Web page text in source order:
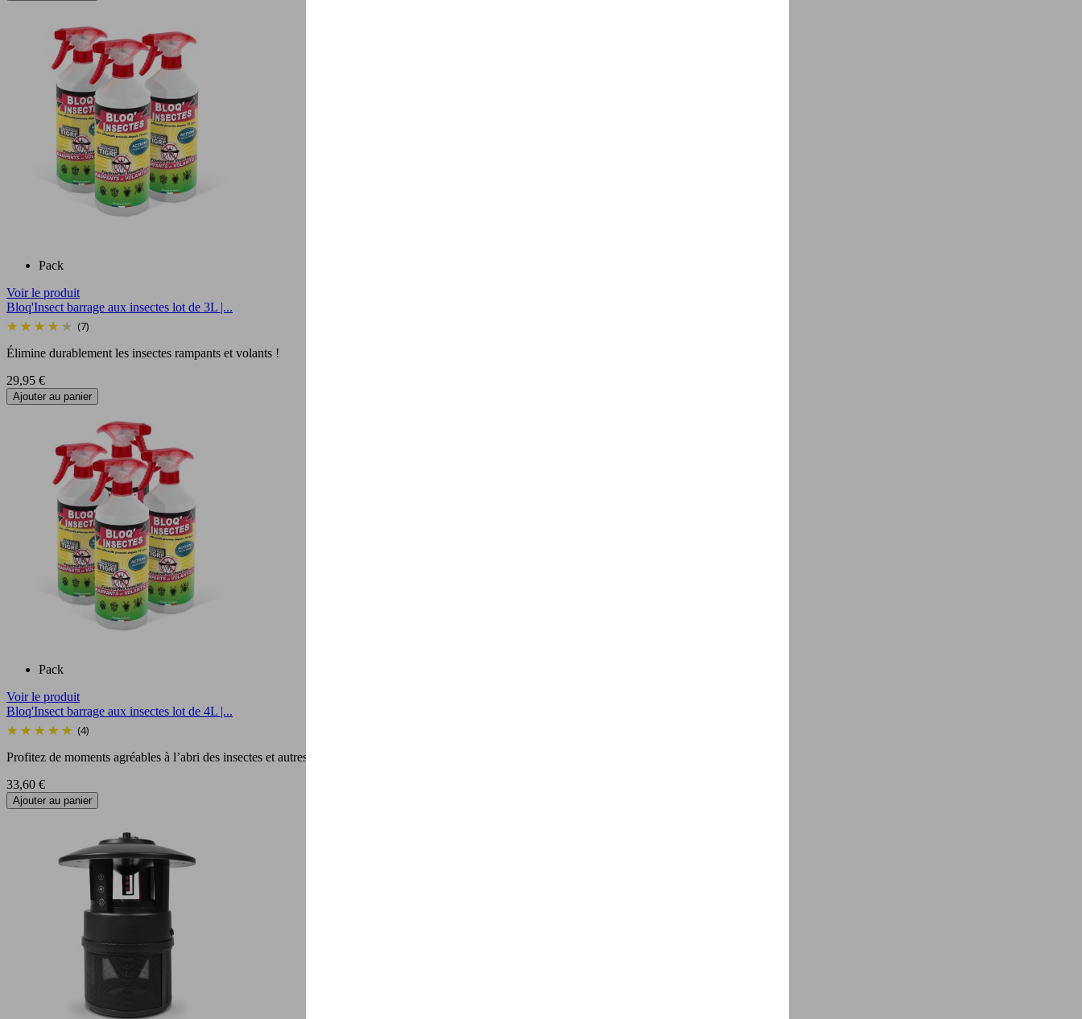
Pack
Voir le produit
Bloq'Insect barrage aux insectes lot de 3L |...
(7)
Élimine durablement les insectes rampants et volants !
Prix
29,95 €
Ajouter au panier
Pack
Voir le produit
Bloq'Insect barrage aux insectes lot de 4L |...
(4)
Profitez de moments agréables à l’abri des insectes et autres nuisibles grâce au lot de 4 répulsifs BLOQ’INSECTES.
Prix
33,60 €
Ajouter au panier